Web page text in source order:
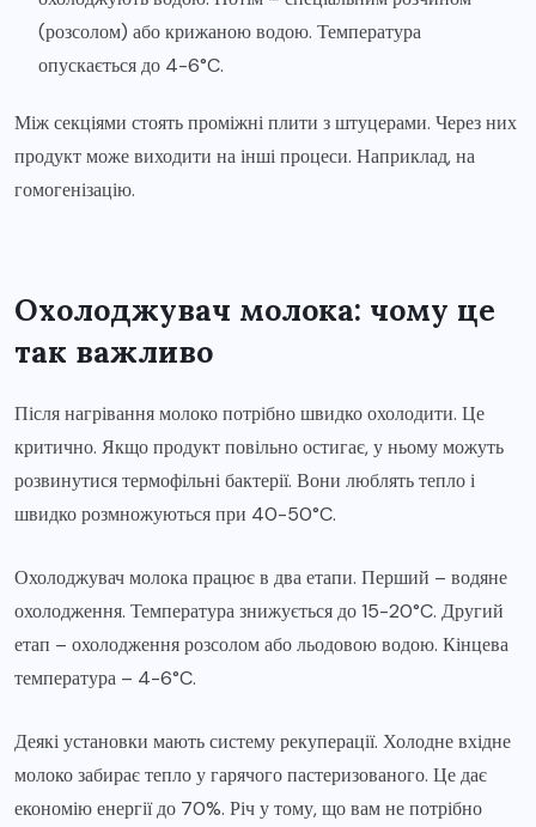
(розсолом) або крижаною водою. Температура
опускається до 4-6°C.
Між секціями стоять проміжні плити з штуцерами. Через них
продукт може виходити на інші процеси. Наприклад, на
гомогенізацію.
Охолоджувач молока: чому це
так важливо
Після нагрівання молоко потрібно швидко охолодити. Це
критично. Якщо продукт повільно остигає, у ньому можуть
розвинутися термофільні бактерії. Вони люблять тепло і
швидко розмножуються при 40-50°C.
Охолоджувач молока працює в два етапи. Перший – водяне
охолодження. Температура знижується до 15-20°C. Другий
етап – охолодження розсолом або льодовою водою. Кінцева
температура – 4-6°C.
Деякі установки мають систему рекуперації. Холодне вхідне
молоко забирає тепло у гарячого пастеризованого. Це дає
економію енергії до 70%. Річ у тому, що вам не потрібно